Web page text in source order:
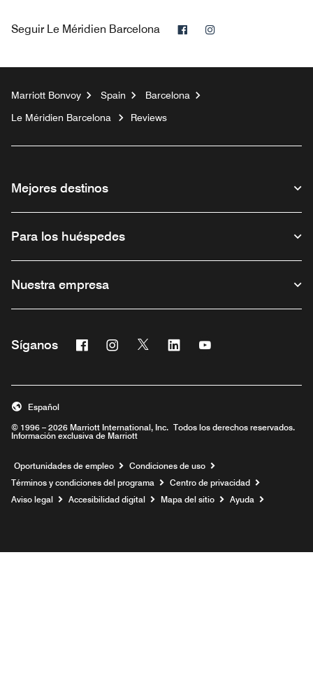
Seguir Le Méridien Barcelona Facebook
Marriott Bonvoy Spain
Barcelona
Le Méridien Barcelona
Reviews
Mejores destinos
Para los huéspedes
Nuestra empresa
Síganos Facebook
Abre una ventana nueva
Instagram
Abre una ventana nueva
Twitter
Abre una ventana nueva
Linkedin
Abre una ventana nueva
Abre una ventana
© 1996 – 2026 Marriott International, Inc. Todos los derechos reservados.
Información exclusiva de Marriott
Español
Oportunidades de empleo Abre una ventana nueva
Condiciones de uso
Términos y condiciones del programa
Centro de privacidad
Aviso legal
Accesibilidad digital Mapa del sitio Ayuda